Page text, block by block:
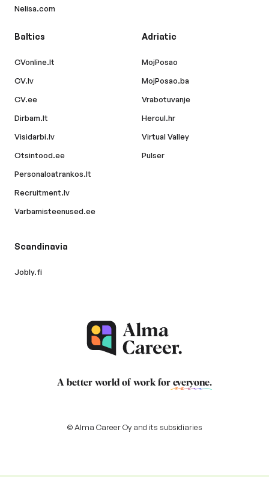
Nelisa.com
Baltics
CVonline.lt
CV.lv
CV.ee
Dirbam.lt
Visidarbi.lv
Otsintood.ee
Personaloatrankos.lt
Recruitment.lv
Varbamisteenused.ee
Adriatic
MojPosao
MojPosao.ba
Vrabotuvanje
Hercul.hr
Virtual Valley
Pulser
Scandinavia
Jobly.fi
A better world of work for everyone.
© Alma Career Oy and its subsidiaries